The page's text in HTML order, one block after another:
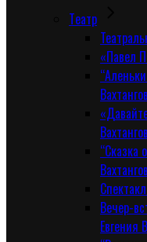
Tеатр
«Павел
“Сказка
Вечер-
Евгения